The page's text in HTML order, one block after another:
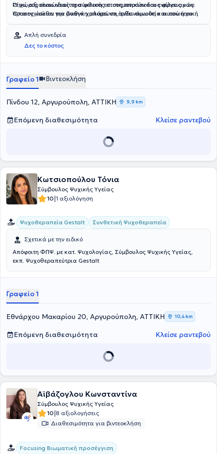
Ρέικι, αξιοποιώντας τη σύνθεση επιστημονικών και ενεργειακών
προσεγγίσεων για βαθιά χαλάρωση, ενδυνάμωση και εσωτερική
Ο χώρος είναι ιδιαίτερα φιλικός στους τετράποδους φίλους μας.
Όποιος νιώθει την ανάγκη μπορεί να έρθει συνοδεία αυτού ή να
Απλή συνεδρία
Δες το κόστος
Γραφείο 1 Βιντεοκλήση
Πίνδου 12, Αργυρούπολη, ΑΤΤΙΚΗ 9,9 km
Επόμενη διαθεσιμότητα Κλείσε ραντεβού
Κωτσιοπούλου Τόνια
Σύμβουλος Ψυχικής Υγείας
10|1 αξιολόγηση
Ψυχοθεραπεία Gestalt Συνθετική Ψυχοθεραπεία
Σχετικά με την ειδικό
Απόφοιτη ΦΠΨ. με κατ. Ψυχολογίας, Σύμβουλος Ψυχικής Υγείας,
εκπ. Ψυχοθεραπεύτρια Gestalt
Γραφείο 1
Εθνάρχου Μακαρίου 20, Αργυρούπολη, ΑΤΤΙΚΗ 10,4 km
Επόμενη διαθεσιμότητα Κλείσε ραντεβού
Αϊβάζογλου Κωνσταντίνα
Σύμβουλος Ψυχικής Υγείας
10|8 αξιολογήσεις
Διαθεσιμότητα για βιντεοκλήση
Focusing Βιωματική προσέγγιση